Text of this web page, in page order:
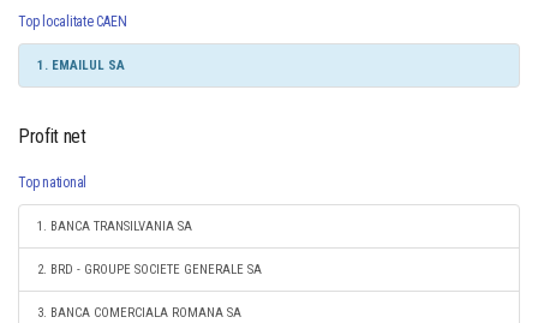
Top localitate CAEN
1. EMAILUL SA
Profit net
Top national
1. BANCA TRANSILVANIA SA
2. BRD - GROUPE SOCIETE GENERALE SA
3. BANCA COMERCIALA ROMANA SA